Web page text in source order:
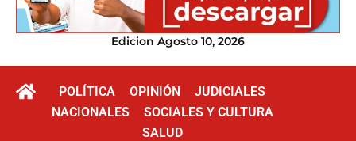
Edicion Agosto 10, 2026
POLÍTICA OPINIÓN
JUDICIALES
NACIONALES
SOCIALES Y CULTURA
SALUD